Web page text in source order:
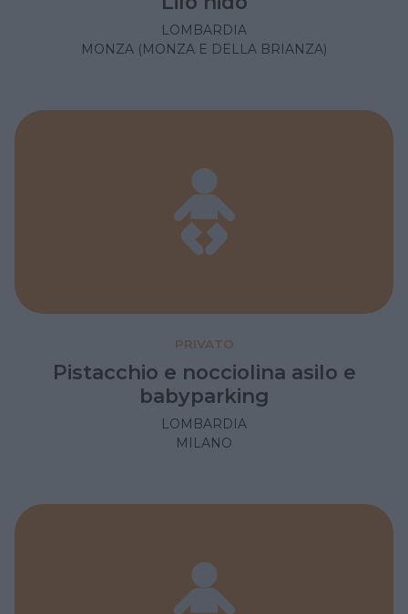
LOMBARDIA
MONZA (MONZA E DELLA BRIANZA)
PRIVATO
Pistacchio e nocciolina asilo e
babyparking
LOMBARDIA
MILANO